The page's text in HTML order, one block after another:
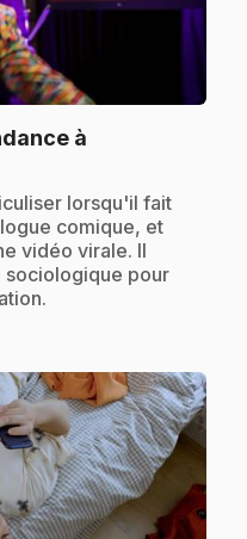
à
lorsqu'il fait
comique, et
vidéo virale. Il
pour